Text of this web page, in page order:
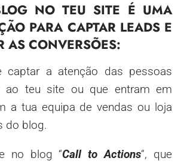
NO TEU SITE É UMA
PARA CAPTAR LEADS E
AS CONVERSÕES:
captar a atenção das pessoas
ao teu site ou que entram em
a tua equipa de vendas ou loja
do blog.
no blog “Call to Actions“, que